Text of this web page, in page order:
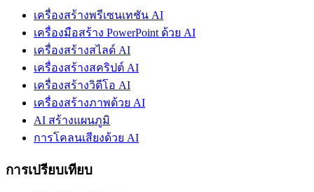
เครื่องสร้างพรีเซนเทชัน AI
เครื่องมือสร้าง PowerPoint ด้วย AI
เครื่องสร้างสไลด์ AI
เครื่องสร้างสคริปต์ AI
เครื่องสร้างวิดีโอ AI
เครื่องสร้างภาพด้วย AI
AI สร้างแผนภูมิ
การโคลนเสียงด้วย AI
การเปรียบเทียบ